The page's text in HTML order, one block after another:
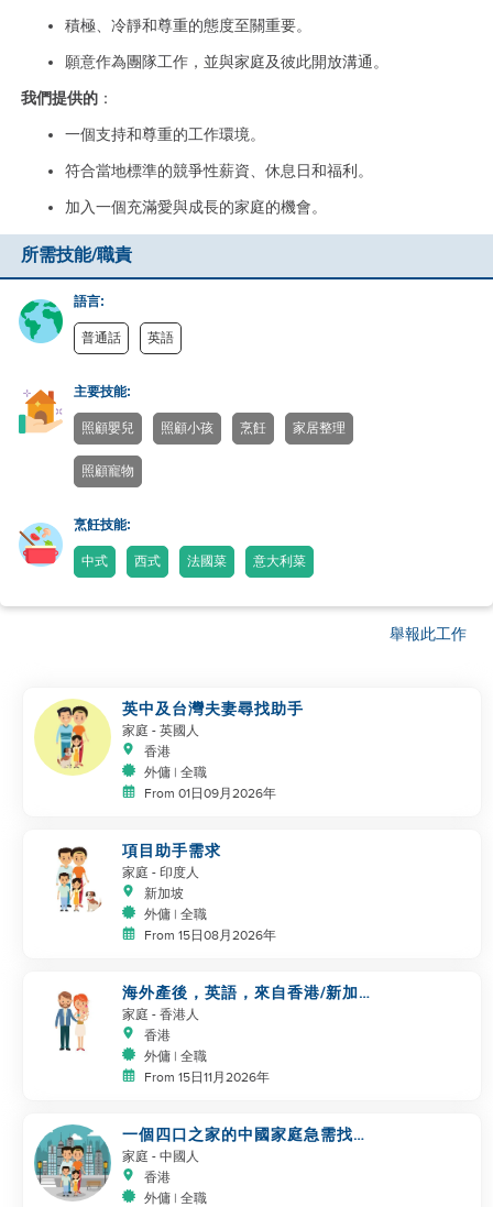
積極、冷靜和尊重的態度至關重要。
願意作為團隊工作，並與家庭及彼此開放溝通。
我們提供的：
一個支持和尊重的工作環境。
符合當地標準的競爭性薪資、休息日和福利。
加入一個充滿愛與成長的家庭的機會。
所需技能/職責
語言:
普通話 英語
主要技能:
照顧嬰兒 照顧小孩 烹飪 家居整理
照顧寵物
烹飪技能:
中式 西式 法國菜 意大利菜
舉報此工作
英中及台灣夫妻尋找助手
家庭 - 英國人
香港
外傭 | 全職
From 01日09月2026年
項目助手需求
家庭 - 印度人
新加坡
外傭 | 全職
From 15日08月2026年
海外產後，英語，來自香港/新加
坡/馬來西亞/台灣，照顧新生嬰兒
家庭 - 香港人
香港
外傭 | 全職
From 15日11月2026年
一個四口之家的中國家庭急需找幫
手
家庭 - 中國人
香港
外傭 | 全職